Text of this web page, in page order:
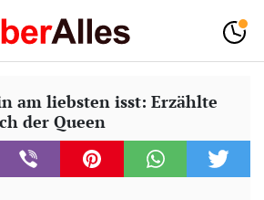
am liebsten isst: Erzählte
der Queen